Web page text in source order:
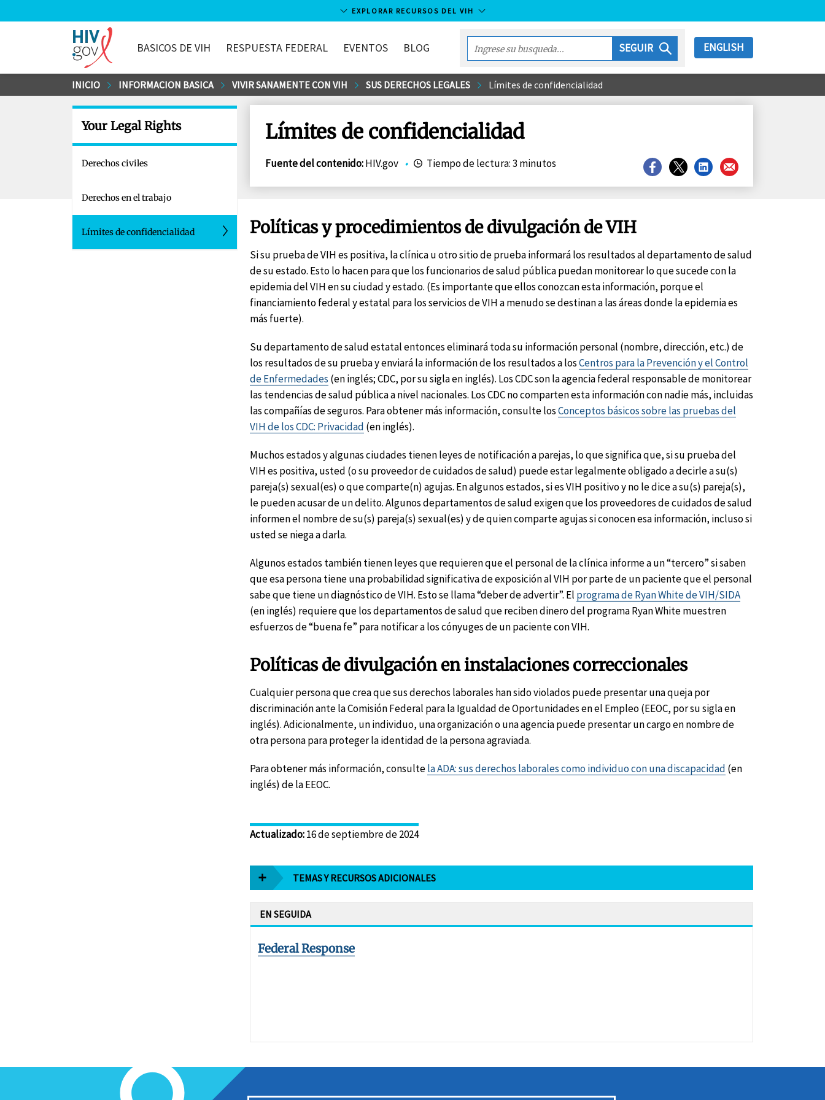
al
EXPLORAR RECURSOS DEL VIH
HIV.gov
BASICOS DE VIH RESPUESTA FEDERAL EVENTOS BLOG
Enter
your
search
term...
SEGUIR ENGLISH
INICIO INFORMACION BASICA VIVIR SANAMENTE CON VIH SUS DERECHOS LEGALES Límites de confidencialidad
Your Legal Rights
Derechos civiles
Derechos en el trabajo
Límites de confidencialidad
Límites de confidencialidad
Fuente del contenido:HIV.gov • Tiempo de lectura: 3 minutos
Compartir
en
Compartir
en
Compartir
en
Compartir
en
Políticas y procedimientos de divulgación de VIH
Si su prueba de VIH es positiva, la clínica u otro sitio de prueba informará los resultados al departamento de salud
de su estado. Esto lo hacen para que los funcionarios de salud pública puedan monitorear lo que sucede con la
epidemia del VIH en su ciudad y estado. (Es importante que ellos conozcan esta información, porque el
financiamiento federal y estatal para los servicios de VIH a menudo se destinan a las áreas donde la epidemia es
más fuerte).
Su departamento de salud estatal entonces eliminará toda su información personal (nombre, dirección, etc.) de
los resultados de su prueba y enviará la información de los resultados a losCentros para la Prevención y el Control
de Enfermedades (en inglés; CDC, por su sigla en inglés). Los CDC son la agencia federal responsable de monitorear
las tendencias de salud pública a nivel nacionales. Los CDC no comparten esta información con nadie más, incluidas
las compañías de seguros. Para obtener más información, consulte losConceptos básicos sobre las pruebas del
VIH de los CDC: Privacidad (en inglés).
Muchos estados y algunas ciudades tienen leyes de notificación a parejas, lo que significa que, si su prueba del
VIH es positiva, usted (o su proveedor de cuidados de salud) puede estar legalmente obligado a decirle a su(s)
pareja(s) sexual(es) o que comparte(n) agujas. En algunos estados, si es VIH positivo y no le dice a su(s) pareja(s),
le pueden acusar de un delito. Algunos departamentos de salud exigen que los proveedores de cuidados de salud
informen el nombre de su(s) pareja(s) sexual(es) y de quien comparte agujas si conocen esa información, incluso si
usted se niega a darla.
Algunos estados también tienen leyes que requieren que el personal de la clínica informe a un “tercero” si saben
que esa persona tiene una probabilidad significativa de exposición al VIH por parte de un paciente que el personal
sabe que tiene un diagnóstico de VIH. Esto se llama “deber de advertir”. El programa de Ryan White de VIH/SIDA
(en inglés) requiere que los departamentos de salud que reciben dinero del programa Ryan White muestren
esfuerzos de “buena fe” para notificar a los cónyuges de un paciente con VIH.
Políticas de divulgación en instalaciones correccionales
Cualquier persona que crea que sus derechos laborales han sido violados puede presentar una queja por
discriminación ante la Comisión Federal para la Igualdad de Oportunidades en el Empleo (EEOC, por su sigla en
inglés). Adicionalmente, un individuo, una organización o una agencia puede presentar un cargo en nombre de
otra persona para proteger la identidad de la persona agraviada.
Para obtener más información, consultela ADA: sus derechos laborales como individuo con una discapacidad (en
inglés) de la EEOC.
Actualizado:16 de septiembre de 2024
TEMAS Y RECURSOS ADICIONALES
EN SEGUIDA
Federal Response